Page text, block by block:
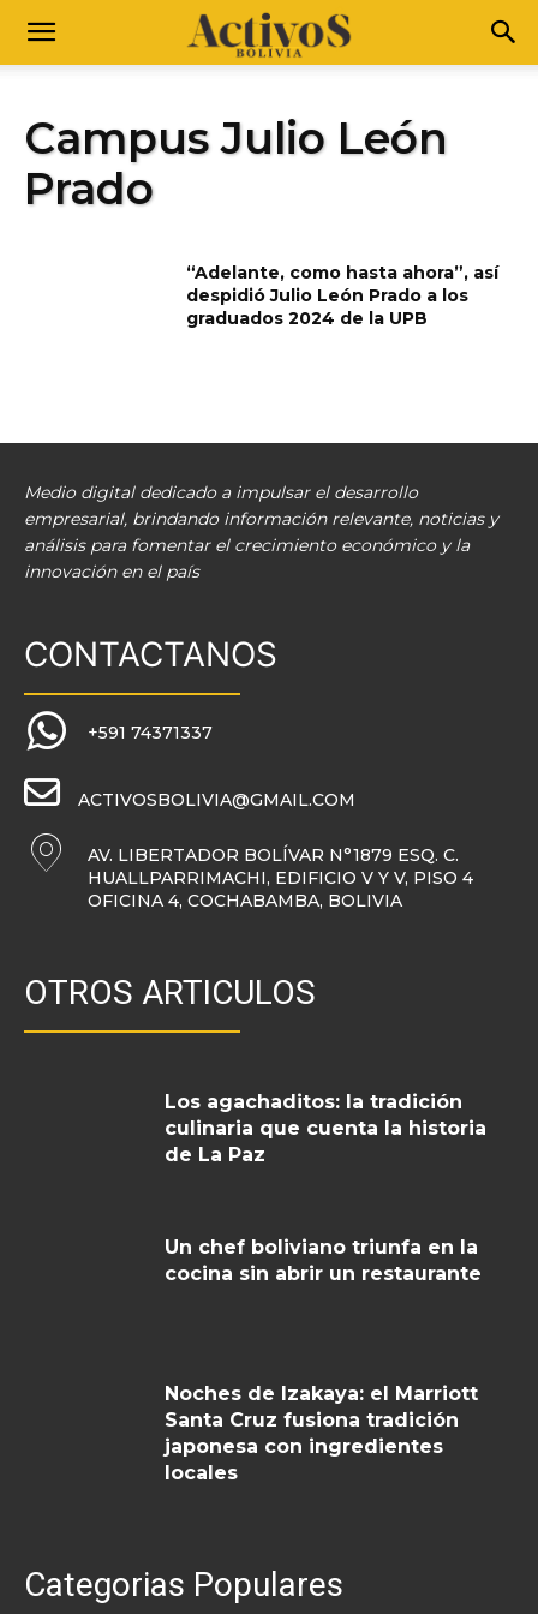
Campus Julio León
Prado
“Adelante, como hasta ahora”, así
despidió Julio León Prado a los
graduados 2024 de la UPB
Medio digital dedicado a impulsar el desarrollo
empresarial, brindando información relevante, noticias y
análisis para fomentar el crecimiento económico y la
innovación en el país
CONTACTANOS
+591 74371337
ACTIVOSBOLIVIA@GMAIL.COM
AV. LIBERTADOR BOLÍVAR N°1879 ESQ. C.
HUALLPARRIMACHI, EDIFICIO V Y V, PISO 4
OFICINA 4, COCHABAMBA, BOLIVIA
OTROS ARTICULOS
Los agachaditos: la tradición
culinaria que cuenta la historia
de La Paz
Un chef boliviano triunfa en la
cocina sin abrir un restaurante
Noches de Izakaya: el Marriott
Santa Cruz fusiona tradición
japonesa con ingredientes
locales
Categorias Populares